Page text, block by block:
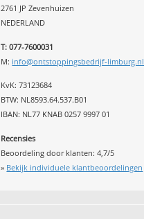
2761 JP Zevenhuizen
NEDERLAND
T: 077-7600031
M: info@ontstoppingsbedrijf-limburg.nl
KvK: 73123684
BTW: NL8593.64.537.B01
IBAN: NL77 KNAB 0257 9997 01
Recensies
Beoordeling door klanten:4,7/5
» Bekijk individuele klantbeoordelingen